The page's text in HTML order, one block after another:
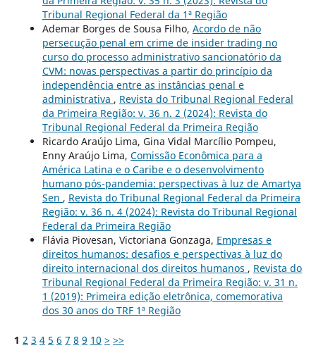
Tribunal Regional Federal da 1ª Região
Ademar Borges de Sousa Filho, Acordo de não
persecução penal em crime de insider trading no
curso do processo administrativo sancionatório da
CVM: novas perspectivas a partir do princípio da
independência entre as instâncias penal e
administrativa , Revista do Tribunal Regional Federal
da Primeira Região: v. 36 n. 2 (2024): Revista do
Tribunal Regional Federal da Primeira Região
Ricardo Araújo Lima, Gina Vidal Marcílio Pompeu,
Enny Araújo Lima, Comissão Econômica para a
América Latina e o Caribe e o desenvolvimento
humano pós-pandemia: perspectivas à luz de Amartya
Sen , Revista do Tribunal Regional Federal da Primeira
Região: v. 36 n. 4 (2024): Revista do Tribunal Regional
Federal da Primeira Região
Flávia Piovesan, Victoriana Gonzaga, Empresas e
direitos humanos: desafios e perspectivas à luz do
direito internacional dos direitos humanos , Revista do
Tribunal Regional Federal da Primeira Região: v. 31 n.
1 (2019): Primeira edição eletrônica, comemorativa
dos 30 anos do TRF 1ª Região
1 2 3 4 5 6 7 8 9 10 > >>